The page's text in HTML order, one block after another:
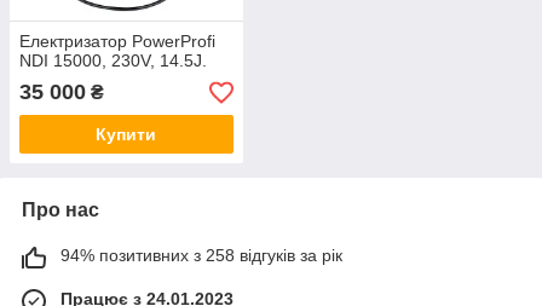
Електризатор PowerProfi
NDI 15000, 230V, 14.5J.
35 000 ₴
Купити
Про нас
94% позитивних з 258 відгуків за рік
Працює з 24.01.2023